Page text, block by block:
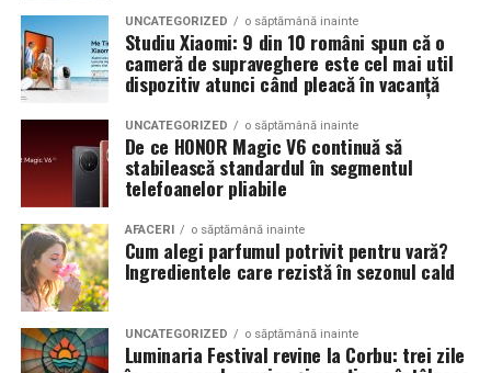
In acest context, anvelopele alese trebuie sa ofere un
echilibru intre aspect si functionalitate. Multi pasionati
opteaza pentru anvelope care arata bine la show, dar
care pot fi folosite si in conditii reale de trafic,
indiferent de vreme sau sezon.
De ce conteaza tipul de anvelopa la evenimentele din
Cluj
Clujul este un oras in care vremea poate fi imprevizibila,
iar drumurile din imprejurimi includ atat zone urbane,
cat si trasee montane sau colinare. O masina pregatita
de show trebuie sa ajunga la eveniment in siguranta si
fara probleme, indiferent de conditiile de drum.
UNCATEGORIZED o săptămână inainte
Studiu Xiaomi: 9 din 10 români spun că o
cameră de supraveghere este cel mai util
dispozitiv atunci când pleacă în vacanță
UNCATEGORIZED o săptămână inainte
De ce HONOR Magic V6 continuă să
stabilească standardul în segmentul
telefoanelor pliabile
AFACERI o săptămână inainte
Cum alegi parfumul potrivit pentru vară?
Ingredientele care rezistă în sezonul cald
UNCATEGORIZED o săptămână inainte
Luminaria Festival revine la Corbu: trei zile